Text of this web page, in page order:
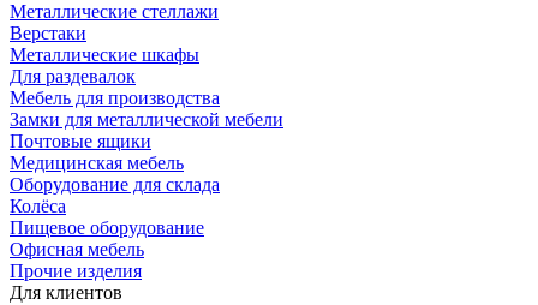
Металлические стеллажи
Верстаки
Металлические шкафы
Для раздевалок
Мебель для производства
Замки для металлической мебели
Почтовые ящики
Медицинская мебель
Оборудование для склада
Колёса
Пищевое оборудование
Офисная мебель
Прочие изделия
Для клиентов